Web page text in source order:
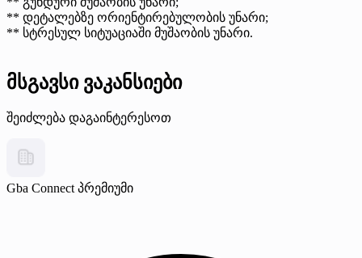
** დეტალებზე ორიენტირებულობის უნარი;
** სტრესულ სიტუაციაში მუშაობის უნარი.
მსგავსი ვაკანსიები
შეიძლება დაგაინტერესოთ
Gba Connect პრემიუმი